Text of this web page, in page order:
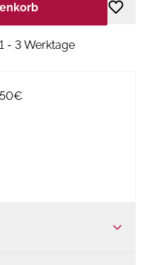
- 3 Werktage